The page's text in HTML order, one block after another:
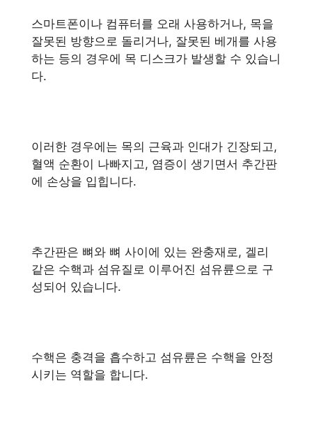
스마트폰이나 컴퓨터를 오래 사용하거나, 목을
잘못된 방향으로 돌리거나, 잘못된 베개를 사용
하는 등의 경우에 목 디스크가 발생할 수 있습니
다.
이러한 경우에는 목의 근육과 인대가 긴장되고,
혈액 순환이 나빠지고, 염증이 생기면서 추간판
에 손상을 입힙니다.
추간판은 뼈와 뼈 사이에 있는 완충재로, 겔리
같은 수핵과 섬유질로 이루어진 섬유륜으로 구
성되어 있습니다.
수핵은 충격을 흡수하고 섬유륜은 수핵을 안정
시키는 역할을 합니다.